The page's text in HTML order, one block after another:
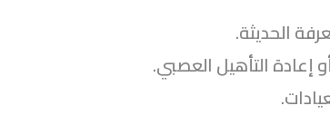
الحديثة.
إعادة التأهيل العصبي.